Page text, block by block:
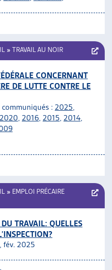
» TRAVAIL AU NOIR
CONCERNANT
DE LUTTE CONTRE LE
: 2025,
2020, 2016, 2015, 2014,
» EMPLOI PRÉCAIRE
TRAVAIL: QUELLES
fév. 2025